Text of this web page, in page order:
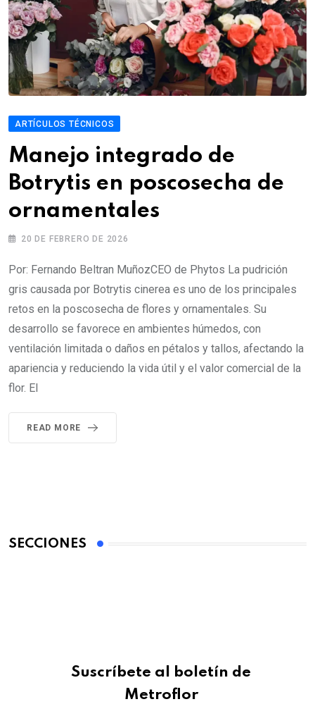
ARTÍCULOS TÉCNICOS
Manejo integrado de
Botrytis en poscosecha de
ornamentales
20 DE FEBRERO DE 2026
Por: Fernando Beltran MuñozCEO de Phytos La pudrición
gris causada por Botrytis cinerea es uno de los principales
retos en la poscosecha de flores y ornamentales. Su
desarrollo se favorece en ambientes húmedos, con
ventilación limitada o daños en pétalos y tallos, afectando la
apariencia y reduciendo la vida útil y el valor comercial de la
flor. El
READ MORE
SECCIONES
Suscríbete al boletín de
Metroflor